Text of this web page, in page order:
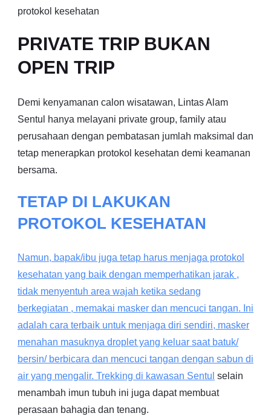
protokol kesehatan
PRIVATE TRIP BUKAN
OPEN TRIP
Demi kenyamanan calon wisatawan, Lintas Alam
Sentul hanya melayani private group, family atau
perusahaan dengan pembatasan jumlah maksimal dan
tetap menerapkan protokol kesehatan demi keamanan
bersama.
TETAP DI LAKUKAN
PROTOKOL KESEHATAN
Namun, bapak/ibu juga tetap harus menjaga protokol
kesehatan yang baik dengan memperhatikan jarak ,
tidak menyentuh area wajah ketika sedang
berkegiatan , memakai masker dan mencuci tangan. Ini
adalah cara terbaik untuk menjaga diri sendiri, masker
menahan masuknya droplet yang keluar saat batuk/
bersin/ berbicara dan mencuci tangan dengan sabun di
air yang mengalir. Trekking di kawasan Sentul selain
menambah imun tubuh ini juga dapat membuat
perasaan bahagia dan tenang.